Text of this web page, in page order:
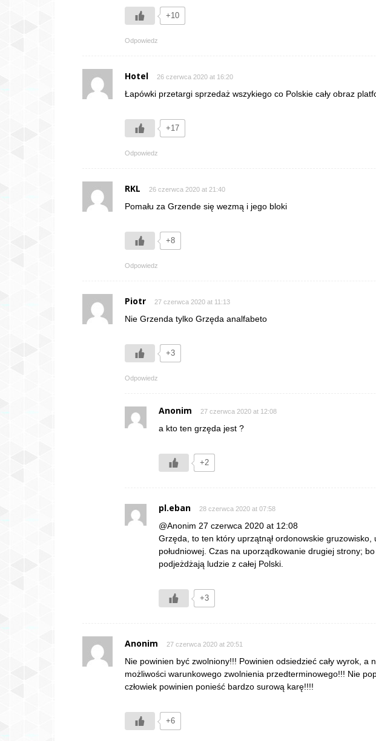
+10
Odpowiedz
Hotel 26 czerwca 2020 at 16:20
Łapówki przetargi sprzedaż wszykiego co Polskie cały obraz
+17
Odpowiedz
RKL 26 czerwca 2020 at 21:40
Pomału za Grzende się wezmą i jego bloki
+8
Odpowiedz
Piotr 27 czerwca 2020 at 11:13
Nie Grzenda tylko Grzęda analfabeto
+3
Odpowiedz
Anonim 27 czerwca 2020 at 12:08
a kto ten grzęda jest ?
+2
pl.eban 28 czerwca 2020 at 07:58
@Anonim 27 czerwca 2020 at 12:08
Grzęda, to ten który uprzątnął ordonowskie gruzowisko,
południowej. Czas na uporządkowanie drugiej strony;
podjeżdżają ludzie z całej Polski.
+3
Anonim 27 czerwca 2020 at 20:51
Nie powinien być zwolniony!!! Powinien odsiedzieć cały wyrok, a
możliwości warunkowego zwolnienia przedterminowego!!! Nie
człowiek powinien ponieść bardzo surową karę!!!!
+6